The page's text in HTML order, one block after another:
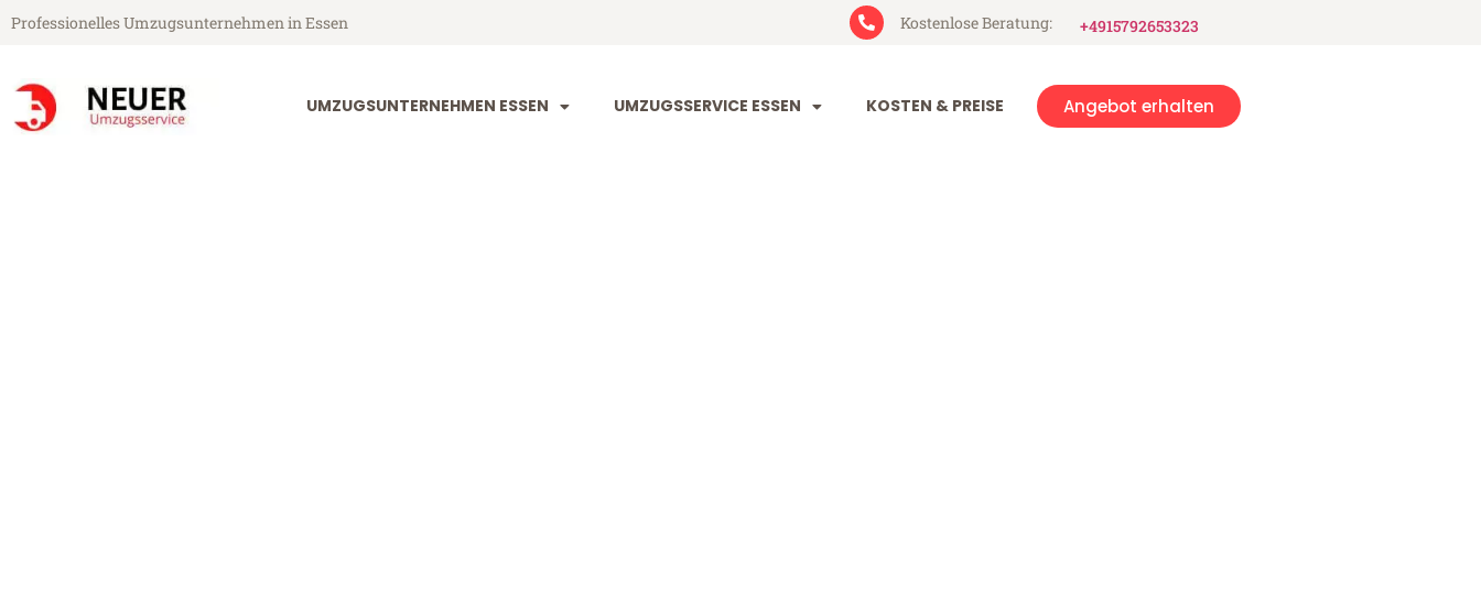
Professionelles Umzugsunternehmen in Essen Kostenlose Beratung: +4915792653323
UMZUGSUNTERNEHMEN ESSEN UMZUGSSERVICE ESSEN KOSTEN & PREISE Angebot erhalten